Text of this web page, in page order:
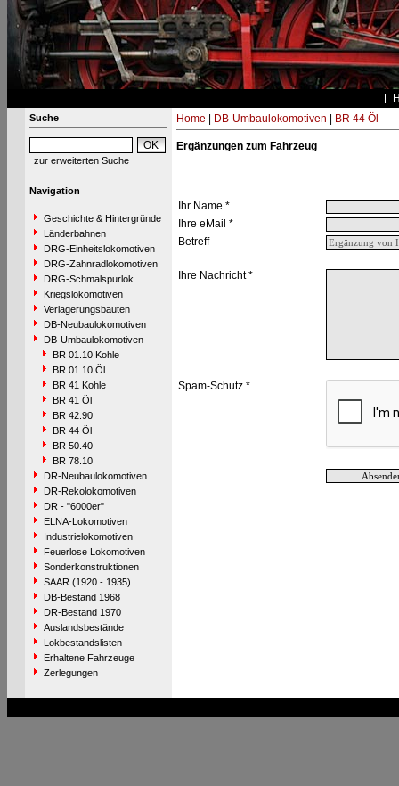
Suche
zur erweiterten Suche
Navigation
Geschichte & Hintergründe
Länderbahnen
DRG-Einheitslokomotiven
DRG-Zahnradlokomotiven
DRG-Schmalspurlok.
Kriegslokomotiven
Verlagerungsbauten
DB-Neubaulokomotiven
DB-Umbaulokomotiven
BR 01.10 Kohle
BR 01.10 Öl
BR 41 Kohle
BR 41 Öl
BR 42.90
BR 44 Öl
BR 50.40
BR 78.10
DR-Neubaulokomotiven
DR-Rekolokomotiven
DR - "6000er"
ELNA-Lokomotiven
Industrielokomotiven
Feuerlose Lokomotiven
Sonderkonstruktionen
SAAR (1920 - 1935)
DB-Bestand 1968
DR-Bestand 1970
Auslandsbestände
Lokbestandslisten
Erhaltene Fahrzeuge
Zerlegungen
Home DB-Umbaulokomotiven BR 44 Öl
Ergänzungen zum Fahrzeug
Ihr Name *
Ihre eMail *
Betreff
Ihre Nachricht *
Spam-Schutz *